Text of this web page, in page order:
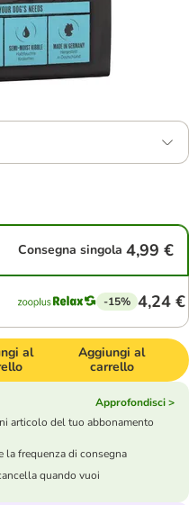
Consegna singola 4,99 €
-15% 4,24 €
al
Aggiungi al
carrello
Approfondisci >
articolo del tuo abbonamento
la frequenza di consegna
quando vuoi